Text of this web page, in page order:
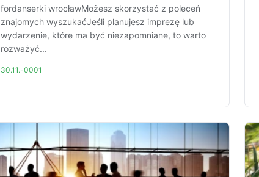
fordanserki wrocławMożesz skorzystać z poleceń
znajomych wyszukaćJeśli planujesz imprezę lub
wydarzenie, które ma być niezapomniane, to warto
rozważyć...
30.11.-0001